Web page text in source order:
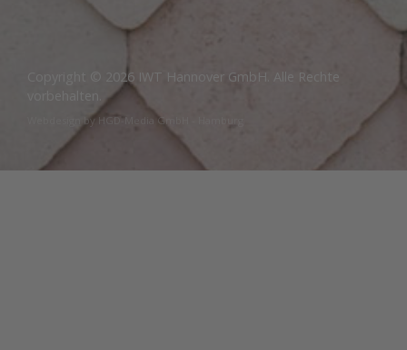
Copyright © 2026 IWT Hannover GmbH. Alle Rechte
Webdesign by HGD-Media GmbH - Hamburg